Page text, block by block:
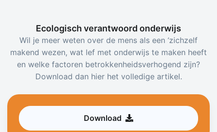
Ecologisch verantwoord onderwijs
Wil je meer weten over de mens als een ‘zichzelf
makend wezen, wat lef met onderwijs te maken heeft
en welke factoren betrokkenheidsverhogend zijn?
Download dan hier het volledige artikel.
Download